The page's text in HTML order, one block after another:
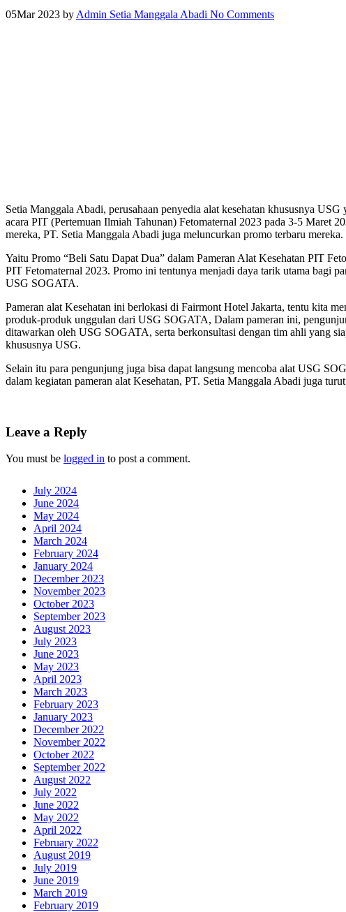
05Mar 2023 by Admin Setia Manggala Abadi No Comments
Setia Manggala Abadi, perusahaan penyedia alat kesehatan khususnya
acara PIT (Pertemuan Ilmiah Tahunan) Fetomaternal 2023 pada 3-5 Maret
mereka, PT. Setia Manggala Abadi juga meluncurkan promo terbaru mereka.
Yaitu Promo “Beli Satu Dapat Dua” dalam Pameran Alat Kesehatan PIT
PIT Fetomaternal 2023. Promo ini tentunya menjadi daya tarik utama bagi
USG SOGATA.
Pameran alat Kesehatan ini berlokasi di Fairmont Hotel Jakarta, tentu kita
produk-produk unggulan dari USG SOGATA, Dalam pameran ini,
ditawarkan oleh USG SOGATA, serta berkonsultasi dengan tim ahli yang
khususnya USG.
Selain itu para pengunjung juga bisa dapat langsung mencoba alat USG
dalam kegiatan pameran alat Kesehatan, PT. Setia Manggala Abadi juga
Leave a Reply
You must be logged in to post a comment.
July 2024
June 2024
May 2024
April 2024
March 2024
February 2024
January 2024
December 2023
November 2023
October 2023
September 2023
August 2023
July 2023
June 2023
May 2023
April 2023
March 2023
February 2023
January 2023
December 2022
November 2022
October 2022
September 2022
August 2022
July 2022
June 2022
May 2022
April 2022
February 2022
August 2019
July 2019
June 2019
March 2019
February 2019